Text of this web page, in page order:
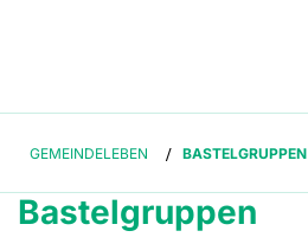
GEMEINDELEBEN / BASTELGRUPPEN
Bastelgruppen